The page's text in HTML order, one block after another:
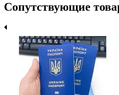
Сопутствующие